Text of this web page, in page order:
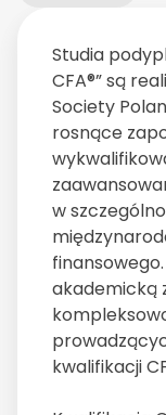
Studia
CFA®” są
Society
rosnące
w
akademicką
kwalifikacji